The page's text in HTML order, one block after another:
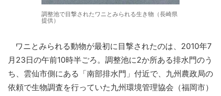
調整池で目撃されたワニとみられる生き物（長崎県
提供）
ワニとみられる動物が最初に目撃されたのは、2010年7
月23日の午前10時半ごろ。調整池に2か所ある排水門のう
ち、雲仙市側にある「南部排水門」付近で、九州農政局の
依頼で生物調査を行っていた九州環境管理協会（福岡市）